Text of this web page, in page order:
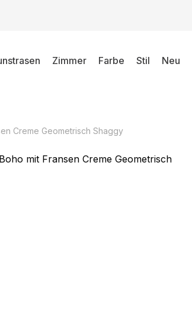
Zimmer Farbe Stil Neu
Creme Geometrisch Shaggy